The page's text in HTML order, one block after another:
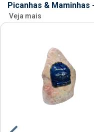
Picanhas & Maminhas
Veja mais